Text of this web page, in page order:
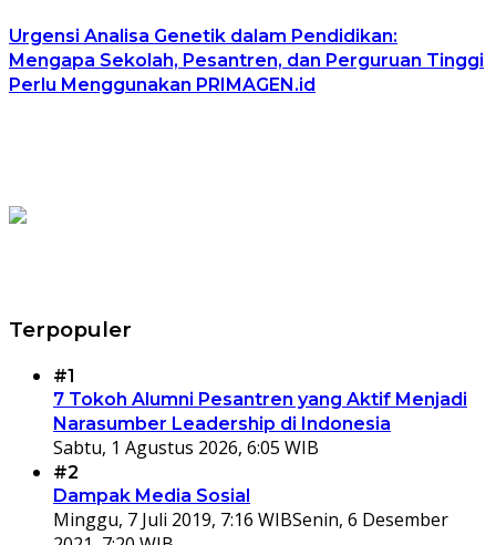
Urgensi Analisa Genetik dalam Pendidikan:
Mengapa Sekolah, Pesantren, dan Perguruan Tinggi
Perlu Menggunakan PRIMAGEN.id
Terpopuler
#1
7 Tokoh Alumni Pesantren yang Aktif Menjadi
Narasumber Leadership di Indonesia
Sabtu, 1 Agustus 2026, 6:05 WIB
#2
Dampak Media Sosial
Minggu, 7 Juli 2019, 7:16 WIBSenin, 6 Desember